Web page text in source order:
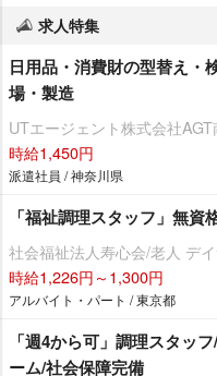
求人特集
日用品・消費財の型替え・
場・製造
UTエージェント株式会社
時給1,450円
派遣社員 / 神奈川県
「福祉調理スタッフ」無
社会福祉法人寿心会/老人 デ
時給1,226円～1,300円
アルバイト・パート / 東京都
「週4から可」調理スタッ
ーム/社会保障完備